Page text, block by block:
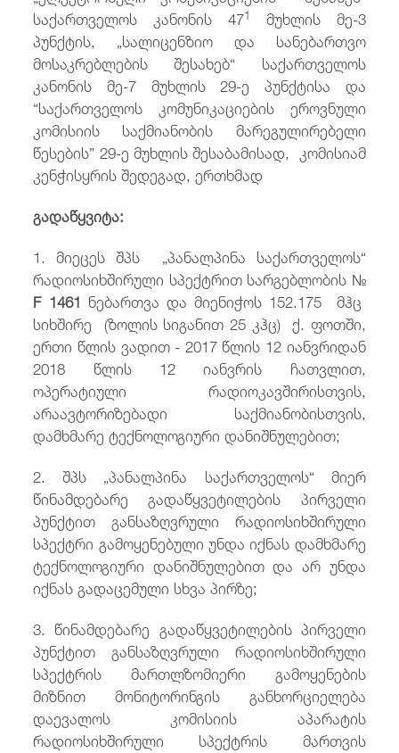
საქართველოს კანონის 471 მუხლის მე-3
პუნქტის, „სალიცენზიო და სანებართვო
მოსაკრებლების შესახებ“ საქართველოს
კანონის მე-7 მუხლის 29-ე პუნქტისა და
“საქართველოს კომუნიკაციების ეროვნული
კომისიის საქმიანობის მარეგულირებელი
წესების” 29-ე მუხლის შესაბამისად, კომისიამ
კენჭისყრის შედეგად, ერთხმად
გადაწყვიტა:
1. მიეცეს შპს „პანალპინა საქართველოს“
რადიოსიხშირული სპექტრით სარგებლობის №
F 1461 ნებართვა და მიენიჭოს 152.175 მჰც
სიხშირე (ზოლის სიგანით 25 კჰც) ქ. ფოთში,
ერთი წლის ვადით - 2017 წლის 12 იანვრიდან
2018 წლის 12 იანვრის ჩათვლით,
ოპერატიული რადიოკავშირისთვის,
არაავტორიზებადი საქმიანობისთვის,
დამხმარე ტექნოლოგიური დანიშნულებით;
2. შპს „პანალპინა საქართველოს“ მიერ
წინამდებარე გადაწყვეტილების პირველი
პუნქტით განსაზღვრული რადიოსიხშირული
სპექტრი გამოყენებული უნდა იქნას დამხმარე
ტექნოლოგიური დანიშნულებით და არ უნდა
იქნას გადაცემული სხვა პირზე;
3. წინამდებარე გადაწყვეტილების პირველი
პუნქტით განსაზღვრული რადიოსიხშირული
სპექტრის მართლზომიერი გამოყენების
მიზნით მონიტორინგის განხორციელება
დაევალოს კომისიის აპარატის
რადიოსიხშირული სპექტრის მართვის